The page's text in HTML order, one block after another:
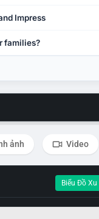
Impress
families?
ảnh Video
Biểu Đồ